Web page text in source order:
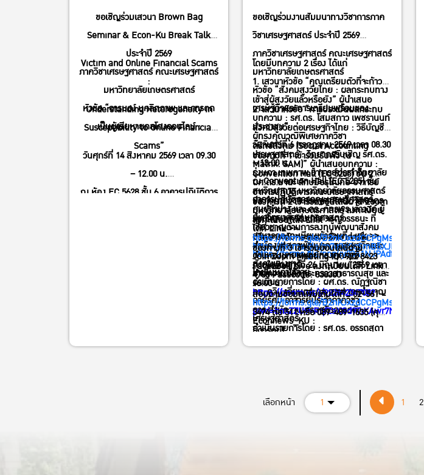
ขอเชิญร่วมเสวนา Brown Bag
Seminar & Econ-Ku Break Talk
ประจำปี 2569
ภาควิชาเศรษฐศาสตร์ คณะเศรษฐศาสตร์
มหาวิทยาลัยเกษตรศาสตร์
หัวข้อ “อารมณ์ บุคลิกภาพ และการตก
เป็นผู้เสียหายกลโกงออนไลน์ :
Victim and Online Financial Scams
:
Understanding Heterogeneity in
Susceptibility to Online Financial
Scams”
วันศุกร์ที่ 14 สิงหาคม 2569 เวลา 09.30
– 12.00 น.
ณ ห้อง EC 5628 ชั้น 6 อาคารปฏิบัติการ
การเตรียมพร้อมของประชาชน”
ขอเชิญร่วมงานสัมมนาทางวิชาการภาค
วิชาเศรษฐศาสตร์ ประจำปี 2569
ภาควิชาเศรษฐศาสตร์ คณะเศรษฐศาสตร์
มหาวิทยาลัยเกษตรศาสตร์
หัวข้อ “สังคมสูงวัยไทย : ผลกระทบทาง
เศรษฐกิจและการเตรียมพร้อมของ
ประชาชน”
วันจันทร์ที่ 6 กรกฎาคม 2569 เวลา 08.30
– 13.00 น.
ณ Convention Hall (EC 5205) ชั้น
อาคารปฏิบัติการคณะเศรษฐศาสตร์
มหาวิทยาลัยเกษตรศาสตร์
สามารถลงทะเบียนเข้าร่วมที่ Link >>
https://forms.gle/pnpuy83A1NJPAdfR8
โดยไม่มีค่าใช้จ่าย
โดยมีบทความ 2 เรื่อง ได้แก่
1. เสวนาหัวข้อ “คุณเตรียมตัวที่จะก้าว
เข้าสู่ผู้สูงวัยแล้วหรือยัง” ผู้นำเสนอ
บทความ : รศ.ดร. โสมสกาว เพชรานนท์
ผู้ทรงคุณวุฒิพิเศษภาควิชา
เศรษฐศาสตร์ : วิทยากรรับเชิญ รศ.ดร.
รุ่งนภา เทพภาพ อาจารย์ประจำวิทยาลัย
สหวิทยาการ มหาวิทยาลัยธรรมศาสตร์
ศูนย์ลำปาง และ ดร. ภัทรพร เล้าวงค์ ผู้
เชี่ยวชาญด้านการลงทุนพัฒนาสังคม
สำนักงานสภาพัฒนาการเศรษฐกิจและ
สังคมแห่งชาติ
ดำเนินรายการโดย : ผศ.ดร. ณัฏฐณิชา
ฉายรัศมี อาจารย์ประจำภาควิชา
เศรษฐศาสตร์
2. เสวนาหัวข้อ “การประเมินผลกระทบ
สังคมสูงวัยต่อเศรษฐกิจไทย : วิธีบัญชีเม
ตริกซ์สังคม (Social Accounting
Matrix: SAM)” ผู้นำเสนอบทความ :
ผศ.ดร.มานะ ลักษมีอรุโณทัย อาจารย์
ประจำภาควิชาเศรษฐศาสตร์ : วิทยากร
รับเชิญ นพ.วัฒน์ชัย จรูญวรรธนะ ที่
ปรึกษาระดับกระทรวง รักษาการใน
ตำแหน่งนายแพทย์ทรงคุณวุฒิ
สำนักงานปลัดกระทรวงสาธารณสุข และ
ดร. กวิน เอี่ยมตระกูล เศรษฐกรชำนาญ
การ สำนักงานเศรษฐกิจการคลัง
ดำเนินรายการโดย : รศ.ดร. อรรถสุดา
เลิศกุลวัฒน์
ช่องทางที่ 1 เข้าร่วมรับฟัง ณ
Convention Hall (EC 5205) ชั้น 2
อาคารปฏิบัติการคณะเศรษฐศาสตร์
มหาวิทยาลัยเกษตรศาสตร์ ลงทะเบียน
ได้ที่ Link >>
https://forms.gle/m7q3dQcSmBbXJHWUA
ภายในวันศุกร์ที่ 26 มิถุนายน 2569 เวลา
16.00 น.
ช่องทางที่ 2 เข้าร่วมออนไลน์ผ่าน Zoom
ลงทะเบียนได้ที่ Link >>
https://forms.gle/B2nKJxzdCCPgMssY8
Join Zoom Meeting ID: 922 8423
4708 Passcode: 838300
https://zoom.us/j/92284234708?
pwd=bnxZZU9vRqfZaXGd9TiKAwr7N8gXR1.1
ช่องทางที่ 3 เข้าร่วมออนไลน์ผ่าน
Facebook Live ลงทะเบียนได้ที่ Link
>>
https://forms.gle/B2nKJxzdCCPgMssY8
Econnews_KU :
สอบถามข้อมูลเพิ่มเติมได้ที่ : 02-561-
3474 ต่อ 511 หรือ 089-489-1635 (คุณ
ธิดารัตน์)
เลือกหน้า 1 1 2